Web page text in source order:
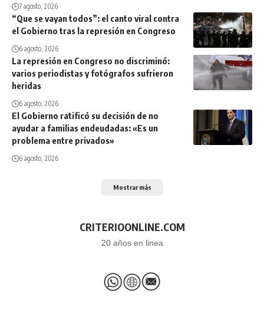
7 agosto, 2026
“Que se vayan todos”: el canto viral contra
el Gobierno tras la represión en Congreso
6 agosto, 2026
La represión en Congreso no discriminó:
varios periodistas y fotógrafos sufrieron
heridas
6 agosto, 2026
El Gobierno ratificó su decisión de no
ayudar a familias endeudadas: «Es un
problema entre privados»
6 agosto, 2026
Mostrar más
CRITERIOONLINE.COM
20 años en linea